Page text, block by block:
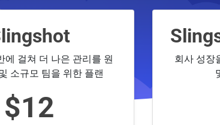
에 걸쳐 더 나은 관리를 원
소규모 팀을 위한 플랜
$12
회사 성장